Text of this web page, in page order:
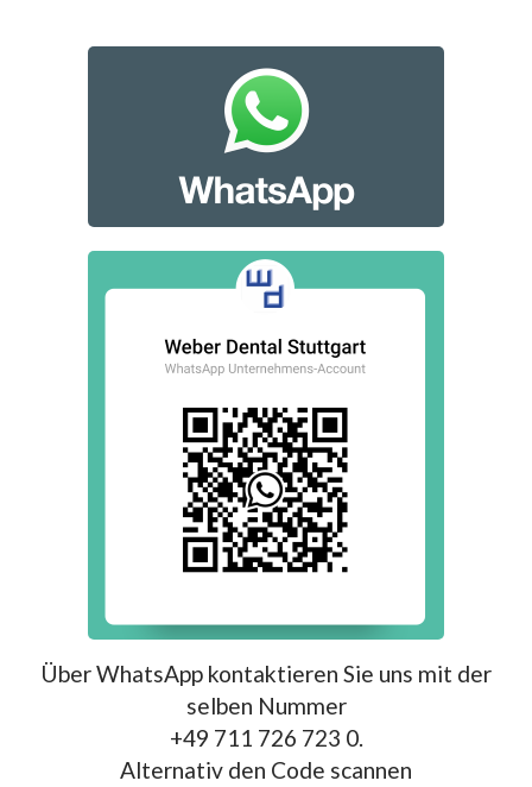
Über WhatsApp kontaktieren Sie uns mit der
selben Nummer
+49 711 726 723 0.
Alternativ den Code scannen